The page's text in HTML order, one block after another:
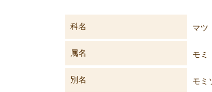
科名 マツ
属名 モミ
別名 モミ